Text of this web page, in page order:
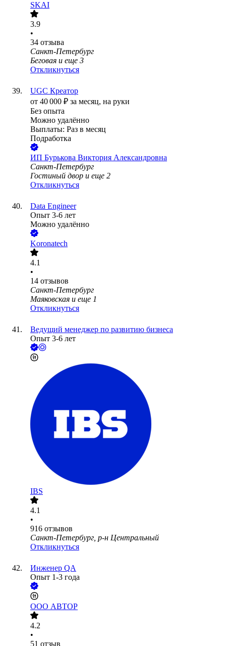
SKAI
3.9
•
34 отзыва
Санкт-Петербург
Беговая и еще 3
Откликнуться
UGC Креатор
от 40 000 ₽ за месяц, на руки
Без опыта
Можно удалённо
Выплаты: Раз в месяц
Подработка
ИП Бурькова Виктория Александровна
Санкт-Петербург
Гостиный двор и еще 2
Откликнуться
Data Engineer
Опыт 3-6 лет
Можно удалённо
Koronatech
4.1
•
14 отзывов
Санкт-Петербург
Маяковская и еще 1
Откликнуться
Ведущий менеджер по развитию бизнеса
Опыт 3-6 лет
IBS
4.1
•
916 отзывов
Санкт-Петербург, р-н Центральный
Откликнуться
Инженер QA
Опыт 1-3 года
ООО АВТОР
4.2
•
51 отзыв